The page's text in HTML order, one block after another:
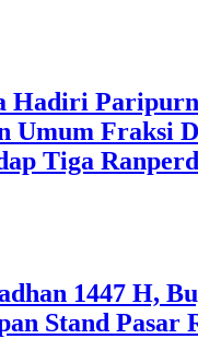
Hadiri
Umum Fraksi
Tiga
1447 H,
Stand Pasar